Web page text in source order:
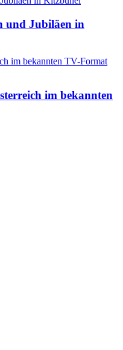
und Jubiläen in
im bekannten